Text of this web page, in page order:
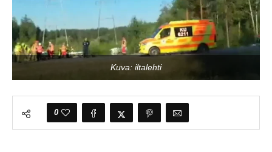
Kuva: iltalehti
0